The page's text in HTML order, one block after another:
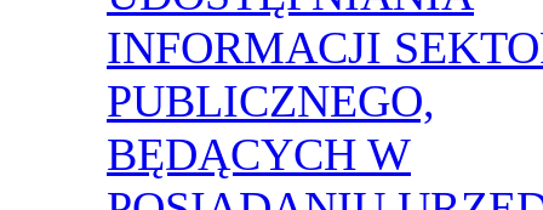
INFORMACJI
PUBLICZNEGO,
BĘDĄCYCH W